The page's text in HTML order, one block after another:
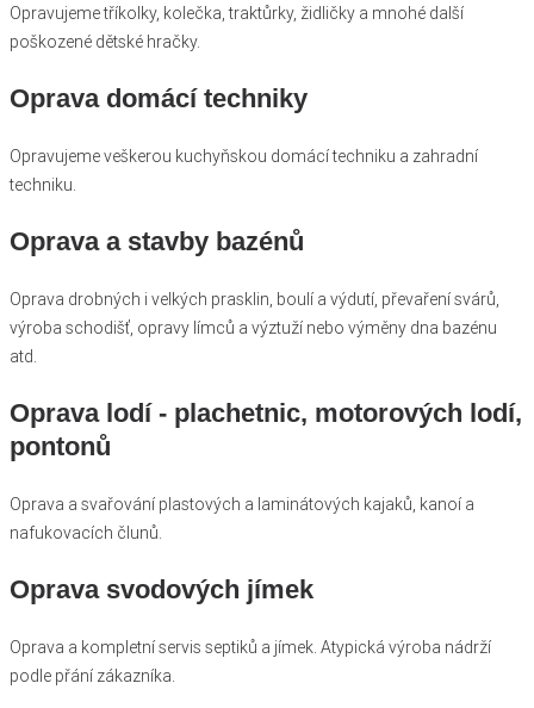
Opravujeme tříkolky, kolečka, traktůrky, židličky a mnohé další
poškozené dětské hračky.
Oprava domácí techniky
Opravujeme veškerou kuchyňskou domácí techniku a zahradní
techniku.
Oprava a stavby bazénů
Oprava drobných i velkých prasklin, boulí a výdutí, převaření svárů,
výroba schodišť, opravy límců a výztuží nebo výměny dna bazénu
atd.
Oprava lodí - plachetnic, motorových lodí,
pontonů
Oprava a svařování plastových a laminátových kajaků, kanoí a
nafukovacích člunů.
Oprava svodových jímek
Oprava a kompletní servis septiků a jímek. Atypická výroba nádrží
podle přání zákazníka.